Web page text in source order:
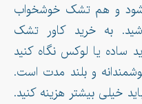
و هم تشک خوشخواب
به خرید کاور تشک
ساده یا لوکس نگاه کنید
و بلند مدت است.
خیلی بیشتر هزینه کنید.